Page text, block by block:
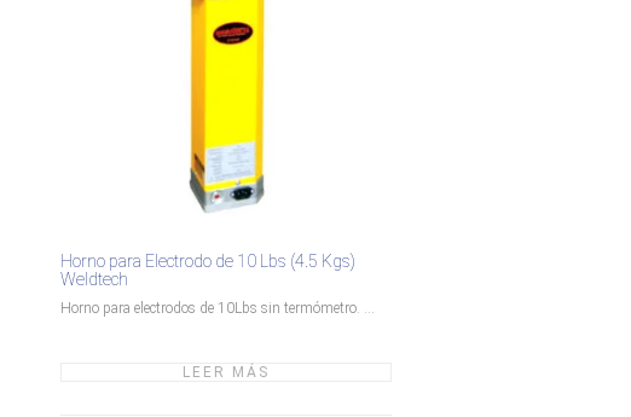
Horno para Electrodo de 10 Lbs (4.5 Kgs)
Weldtech
Horno para electrodos de 10Lbs sin termómetro. ...
LEER MÁS